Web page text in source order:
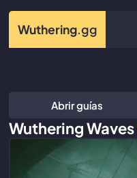
Wuthering.gg
Abrir guías
Wuthering Waves